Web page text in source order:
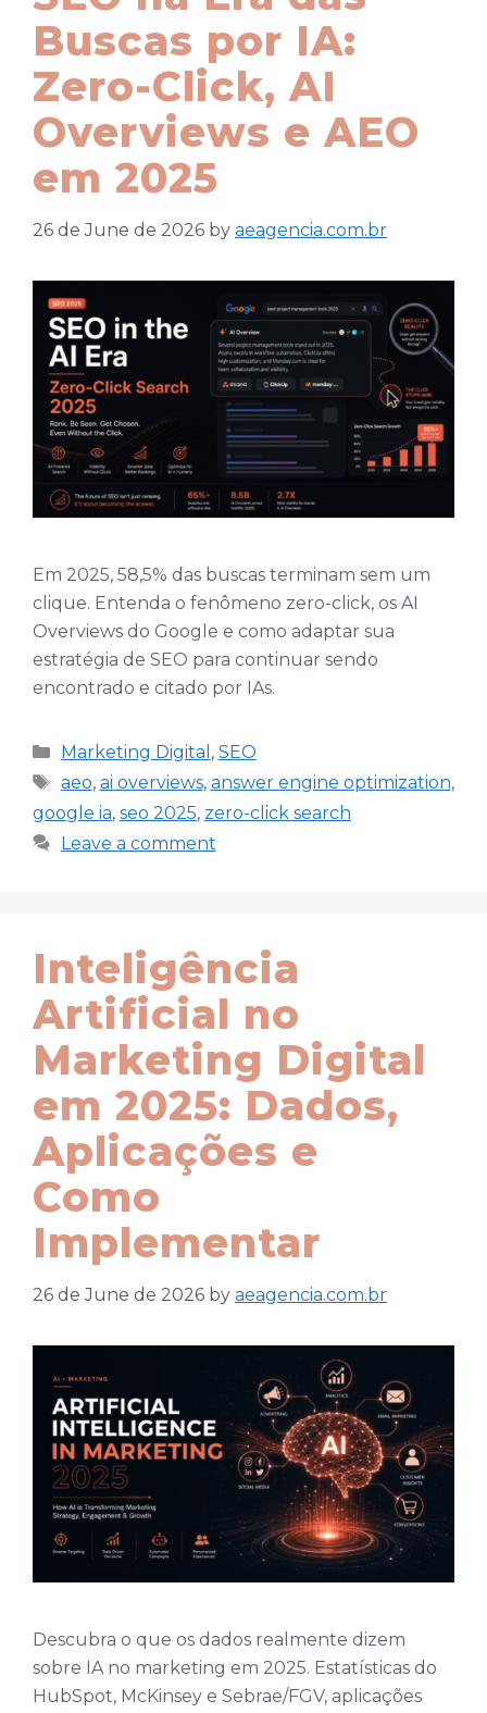
Buscas por IA:
Zero-Click, AI
Overviews e AEO
em 2025
26 de June de 2026 by aeagencia.com.br
Em 2025, 58,5% das buscas terminam sem um
clique. Entenda o fenômeno zero-click, os AI
Overviews do Google e como adaptar sua
estratégia de SEO para continuar sendo
encontrado e citado por IAs.
Categories
Marketing Digital , SEO
Tags
aeo, ai overviews, answer engine optimization,
google ia, seo 2025, zero-click search
Leave a comment
Inteligência
Artificial no
Marketing Digital
em 2025: Dados,
Aplicações e
Como
Implementar
26 de June de 2026 by aeagencia.com.br
Descubra o que os dados realmente dizem
sobre IA no marketing em 2025. Estatísticas do
HubSpot, McKinsey e Sebrae/FGV, aplicações